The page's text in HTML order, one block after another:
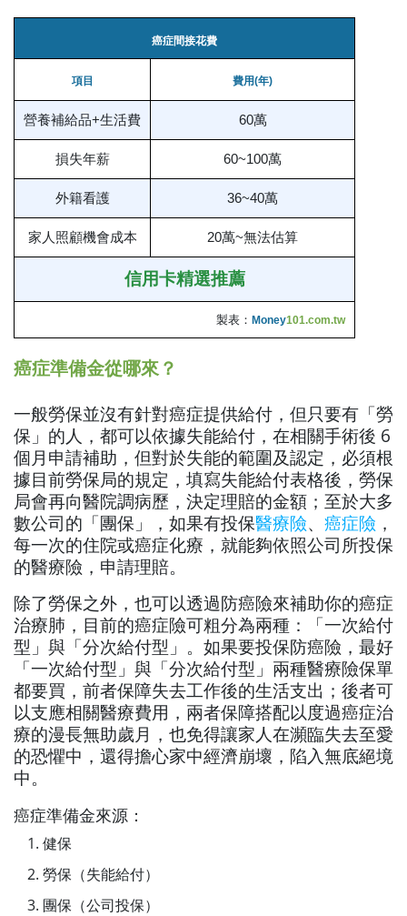
癌症間接花費
項目 費用(年)
營養補給品+生活費 60萬
損失年薪 60~100萬
外籍看護 36~40萬
家人照顧機會成本 20萬~無法估算
信用卡精選推薦
製表： Money101.com.tw
癌症準備金從哪來？
一般勞保並沒有針對癌症提供給付，但只要有「勞
保」的人，都可以依據失能給付，在相關手術後 6
個月申請補助，但對於失能的範圍及認定，必須根
據目前勞保局的規定，填寫失能給付表格後，勞保
局會再向醫院調病歷，決定理賠的金額；至於大多
數公司的「團保」，如果有投保醫療險、 癌症險 ，
每一次的住院或癌症化療，就能夠依照公司所投保
的醫療險，申請理賠。
除了勞保之外，也可以透過防癌險來補助你的癌症
治療肺，目前的癌症險可粗分為兩種：「一次給付
型」與「分次給付型」。如果要投保防癌險，最好
「一次給付型」與「分次給付型」兩種醫療險保單
都要買，前者保障失去工作後的生活支出；後者可
以支應相關醫療費用，兩者保障搭配以度過癌症治
療的漫長無助歲月，也免得讓家人在瀕臨失去至愛
的恐懼中，還得擔心家中經濟崩壞，陷入無底絕境
中。
癌症準備金來源：
健保
勞保（失能給付）
團保（公司投保）